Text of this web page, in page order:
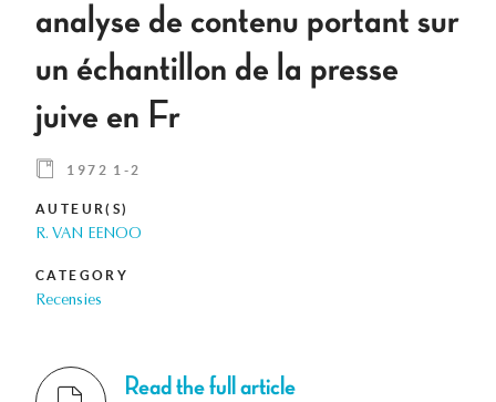
analyse de contenu portant sur
un échantillon de la presse
juive en Fr
1972 1-2
AUTEUR(S)
R. VAN EENOO
CATEGORY
Recensies
Read the full article